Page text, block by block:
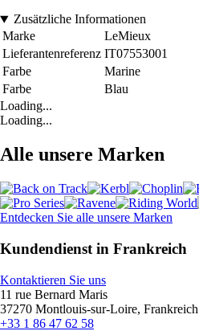
Zusätzliche Informationen
Marke
LeMieux
Lieferantenreferenz IT07553001
Farbe
Marine
Farbe
Blau
Loading...
Loading...
Alle unsere Marken
Entdecken Sie alle unsere Marken
Kundendienst in Frankreich
Kontaktieren Sie uns
11 rue Bernard Maris
37270 Montlouis-sur-Loire, Frankreich
+33 1 86 47 62 58